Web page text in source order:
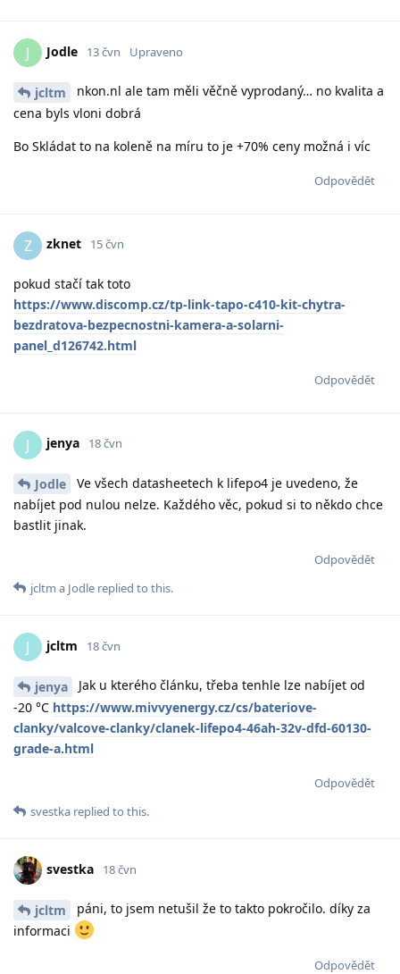
J Jodle 13 čvn Upraveno
jcltm
nkon.nl ale tam měli věčně vyprodaný… no kvalita a
cena byls vloni dobrá
Bo Skládat to na koleně na míru to je +70% ceny možná i víc
Odpovědět
Z zknet 15 čvn
pokud stačí tak toto
https://www.discomp.cz/tp-link-tapo-c410-kit-chytra-
bezdratova-bezpecnostni-kamera-a-solarni-
panel_d126742.html
Odpovědět
J jenya 18 čvn
Jodle
Ve všech datasheetech k lifepo4 je uvedeno, že
nabíjet pod nulou nelze. Každého věc, pokud si to někdo chce
bastlit jinak.
Odpovědět
jcltm a Jodle replied to this.
J jcltm 18 čvn
jenya
Jak u kterého článku, třeba tenhle lze nabíjet od
-20 °C https://www.mivvyenergy.cz/cs/bateriove-
clanky/valcove-clanky/clanek-lifepo4-46ah-32v-dfd-60130-
grade-a.html
Odpovědět
svestka replied to this.
svestka 18 čvn
jcltm
páni, to jsem netušil že to takto pokročilo. díky za
informaci
Odpovědět